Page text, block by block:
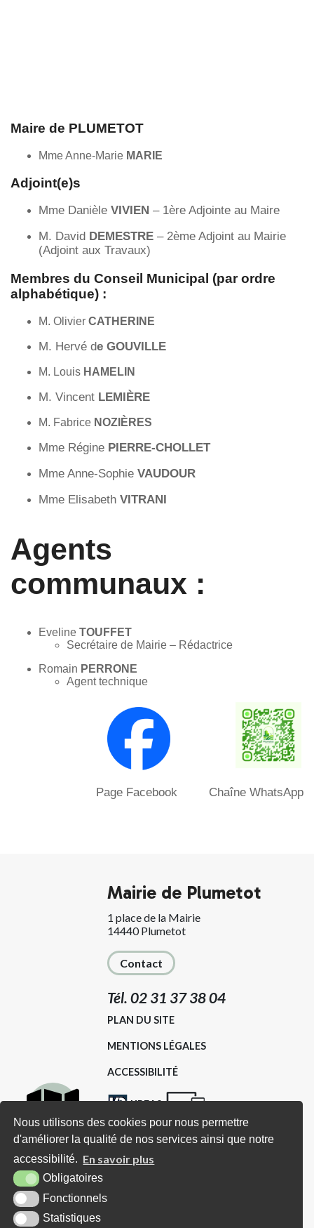
Nous utilisons des cookies pour nous permettre
d'améliorer la qualité de nos services ainsi que notre
accessibilité. En savoir plus
Obligatoires
Fonctionnels
Statistiques
Maire de PLUMETOT
Mme Anne-Marie MARIE
Adjoint(e)s
Mme Danièle VIVIEN – 1ère Adjointe au Maire
M. David DEMESTRE – 2ème Adjoint au Mairie
(Adjoint aux Travaux)
Membres du Conseil Municipal (par ordre
alphabétique) :
M. Olivier CATHERINE
M. Hervé de GOUVILLE
M. Louis HAMELIN
M. Vincent LEMIÈRE
M. Fabrice NOZIÈRES
Mme Régine PIERRE-CHOLLET
Mme Anne-Sophie VAUDOUR
Mme Elisabeth VITRANI
Agents
communaux :
Eveline TOUFFET
Secrétaire de Mairie – Rédactrice
Romain PERRONE
Agent technique
Page Facebook Chaîne WhatsApp
Carte
interactive
Mairie de Plumetot
1 place de la Mairie
14440 Plumetot
Contact
Tél. 02 31 37 38 04
PLAN DU SITE
MENTIONS LÉGALES
ACCESSIBILITÉ
KREA3
Horaires d'ouverture